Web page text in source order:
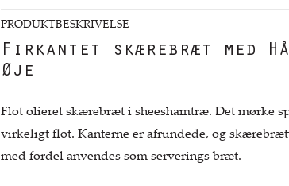
PRODUKTBESKRIVELSE
Firkantet skærebræt med
Øje
Flot olieret skærebræt i sheeshamtræ. Det mørke
virkeligt flot. Kanterne er afrundede, og
med fordel anvendes som serverings bræt.